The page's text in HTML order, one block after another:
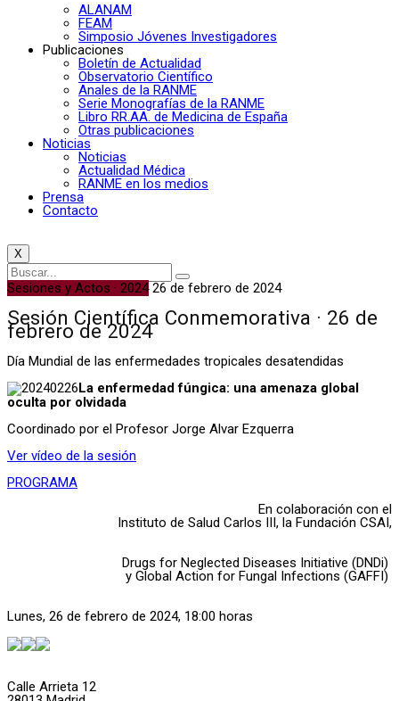
ALANAM
FEAM
Simposio Jóvenes Investigadores
Publicaciones
Boletín de Actualidad
Observatorio Científico
Anales de la RANME
Serie Monografías de la RANME
Libro RR.AA. de Medicina de España
Otras publicaciones
Noticias
Noticias
Actualidad Médica
RANME en los medios
Prensa
Contacto
X
Sesiones y Actos · 2024 26 de febrero de 2024
Sesión Científica Conmemorativa · 26 de
febrero de 2024
Día Mundial de las enfermedades tropicales desatendidas
La enfermedad fúngica: una amenaza global
oculta por olvidada
Coordinado por el Profesor Jorge Alvar Ezquerra
Ver vídeo de la sesión
PROGRAMA
En colaboración con el
Instituto de Salud Carlos III, la Fundación CSAI,
Drugs for Neglected Diseases Initiative (DNDi)
y Global Action for Fungal Infections (GAFFI)
Lunes, 26 de febrero de 2024, 18:00 horas
Calle Arrieta 12